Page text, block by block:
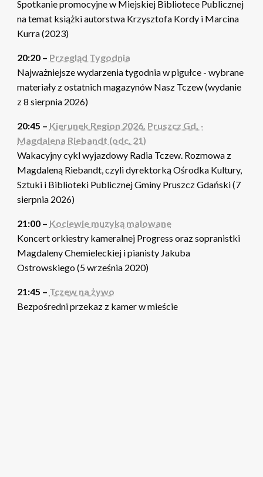
Spotkanie promocyjne w Miejskiej Bibliotece Publicznej
na temat książki autorstwa Krzysztofa Kordy i Marcina
Kurra (2023)
20:20 – Przegląd Tygodnia
Najważniejsze wydarzenia tygodnia w pigułce - wybrane
materiały z ostatnich magazynów Nasz Tczew (wydanie
z 8 sierpnia 2026)
20:45 – Kierunek Region 2026. Pruszcz Gd. -
Magdalena Riebandt (odc. 21)
Wakacyjny cykl wyjazdowy Radia Tczew. Rozmowa z
Magdaleną Riebandt, czyli dyrektorką Ośrodka Kultury,
Sztuki i Biblioteki Publicznej Gminy Pruszcz Gdański (7
sierpnia 2026)
21:00 – Kociewie muzyką malowane
Koncert orkiestry kameralnej Progress oraz sopranistki
Magdaleny Chemieleckiej i pianisty Jakuba
Ostrowskiego (5 września 2020)
21:45 – Tczew na żywo
Bezpośredni przekaz z kamer w mieście